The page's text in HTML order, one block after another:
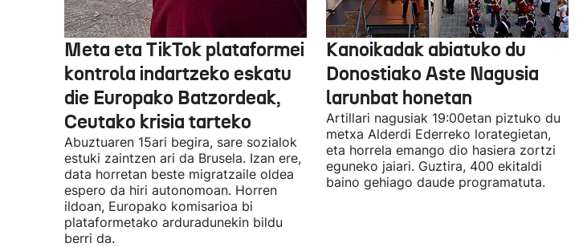
Meta eta TikTok plataformei
kontrola indartzeko eskatu
die Europako Batzordeak,
Ceutako krisia tarteko
Abuztuaren 15ari begira, sare sozialok
estuki zaintzen ari da Brusela. Izan ere,
data horretan beste migratzaile oldea
espero da hiri autonomoan. Horren
ildoan, Europako komisarioa bi
plataformetako arduradunekin bildu
berri da.
Kanoikadak abiatuko du
Donostiako Aste Nagusia
larunbat honetan
Artillari nagusiak 19:00etan piztuko du
metxa Alderdi Ederreko lorategietan,
eta horrela emango dio hasiera zortzi
eguneko jaiari. Guztira, 400 ekitaldi
baino gehiago daude programatuta.